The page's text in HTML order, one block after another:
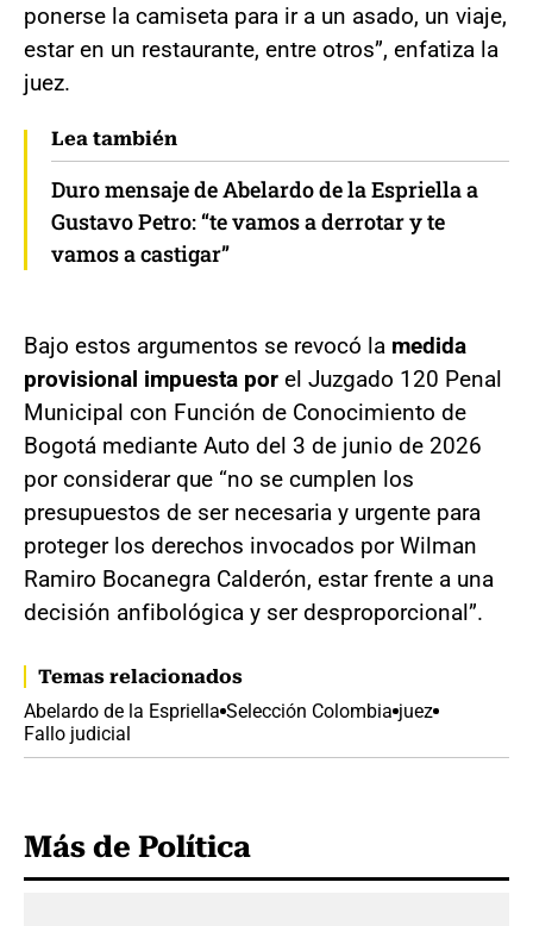
ponerse la camiseta para ir a un asado, un viaje,
estar en un restaurante, entre otros”, enfatiza la
juez.
Lea también
Duro mensaje de Abelardo de la Espriella a
Gustavo Petro: “te vamos a derrotar y te
vamos a castigar”
Bajo estos argumentos se revocó la medida
provisional impuesta por el Juzgado 120 Penal
Municipal con Función de Conocimiento de
Bogotá mediante Auto del 3 de junio de 2026
por considerar que “no se cumplen los
presupuestos de ser necesaria y urgente para
proteger los derechos invocados por Wilman
Ramiro Bocanegra Calderón, estar frente a una
decisión anfibológica y ser desproporcional”.
Temas relacionados
Abelardo de la Espriella Selección Colombia juez
Fallo judicial
Más de Política